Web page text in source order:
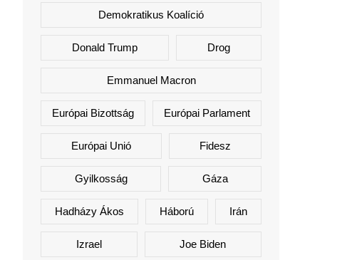
Demokratikus Koalíció
Donald Trump Drog
Emmanuel Macron
Európai Bizottság Európai Parlament
Európai Unió Fidesz
Gyilkosság Gáza
Hadházy Ákos Háború Irán
Izrael Joe Biden